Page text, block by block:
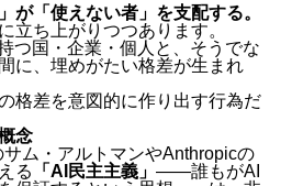
が「使えない者」を支配する。
ち上がりつつあります。
つ国・企業・個人と、そうでな
に、埋めがたい格差が生まれ
格差を意図的に作り出す行為だ
念
ム・アルトマンやAnthropicの
る
「AI民主主義」 ——誰もがAI